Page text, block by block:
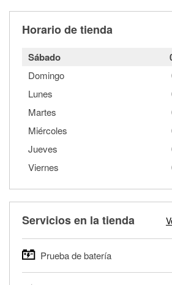
Horario de tienda
Sábado
Domingo
Lunes
Martes
Miércoles
Jueves
Viernes
Servicios en la tienda
Prueba de batería